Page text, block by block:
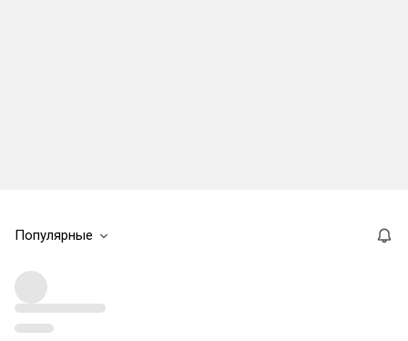
Популярные